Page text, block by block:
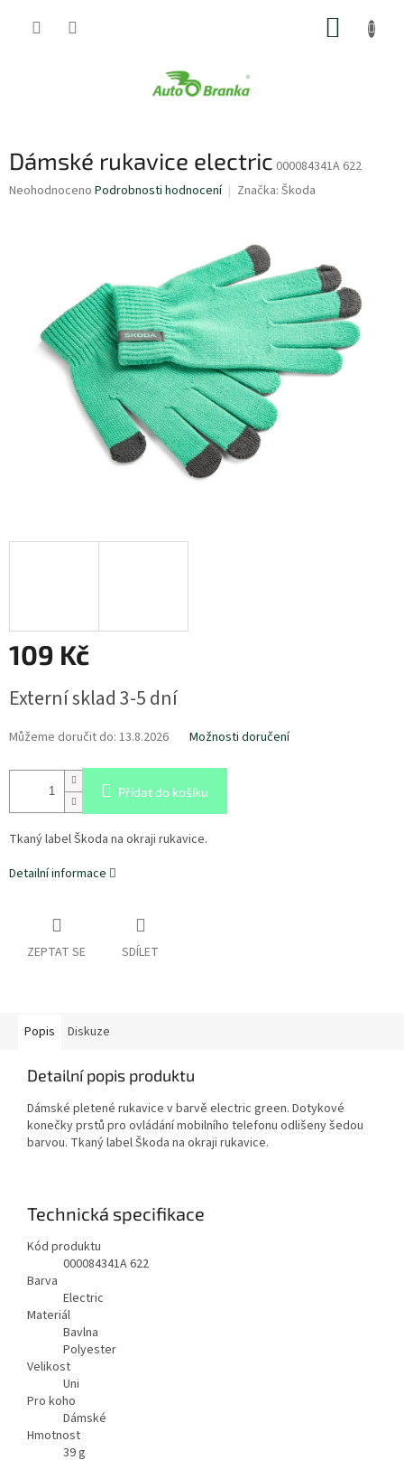
Dámské rukavice electric 000084341A 622
Průměrné
hvězdiček.
Neohodnoceno Podrobnosti hodnocení Značka: Škoda
109 Kč
cena:
Externí sklad 3-5 dní
Můžeme doručit do: 13.8.2026 Možnosti doručení
Přidat do košíku
Tkaný label Škoda na okraji rukavice.
Detailní informace
ZEPTAT SE SDÍLET
Popis Diskuze
Detailní popis produktu
Dámské pletené rukavice v barvě electric green. Dotykové
konečky prstů pro ovládání mobilního telefonu odlišeny šedou
barvou. Tkaný label Škoda na okraji rukavice.
Technická specifikace
Kód produktu
000084341A 622
Barva
Electric
Materiál
Bavlna
Polyester
Velikost
Uni
Pro koho
Dámské
Hmotnost
39g